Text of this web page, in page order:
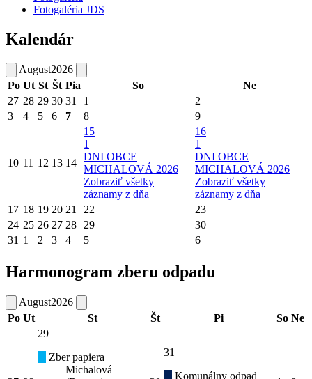
Fotogaléria JDS
Kalendár
August2026
Po Ut St Št Pia So
Ne
27 28 29 30 31 1
2
3
4 5 6 7 8 9
10 11 12 13 14
15
1
DNI OBCE
MICHALOVÁ 2026
Zobraziť všetky
záznamy z dňa
16
1
DNI OBCE
MICHALOVÁ 2026
Zobraziť všetky
záznamy z dňa
17 18 19 20 21 22
23
24 25 26 27 28 29
30
31 1 2 3 4 5 6
Harmonogram zberu odpadu
August2026
Po Ut St Št Pi So Ne
29
Zber papiera
Michalová
31
Komunálny odpad